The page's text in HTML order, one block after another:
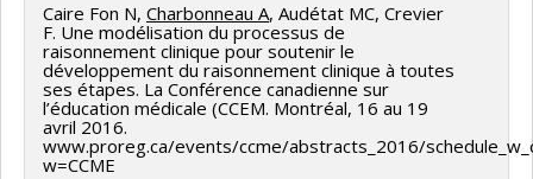
Caire Fon N, Charbonneau A, Audétat MC, Crevier
F. Une modélisation du processus de
raisonnement clinique pour soutenir le
développement du raisonnement clinique à toutes
ses étapes. La Conférence canadienne sur
l’éducation médicale (CCEM. Montréal, 16 au 19
avril 2016.
www.proreg.ca/events/ccme/abstracts_2016/
w=CCME